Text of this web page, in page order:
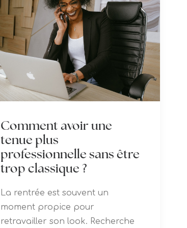
Comment avoir une
tenue plus
professionnelle sans être
trop classique ?
La rentrée est souvent un
moment propice pour
retravailler son look. Recherche